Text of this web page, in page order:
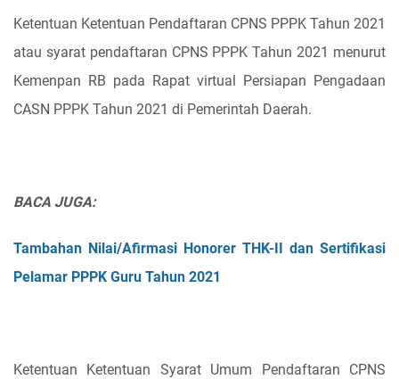
Ketentuan Ketentuan Pendaftaran CPNS PPPK Tahun 2021
atau syarat pendaftaran CPNS PPPK Tahun 2021 menurut
Kemenpan RB pada Rapat virtual Persiapan Pengadaan
CASN PPPK Tahun 2021 di Pemerintah Daerah.
BACA JUGA:
Tambahan Nilai/Afirmasi Honorer THK-II dan Sertifikasi
Pelamar PPPK Guru Tahun 2021
Ketentuan Ketentuan Syarat Umum Pendaftaran CPNS